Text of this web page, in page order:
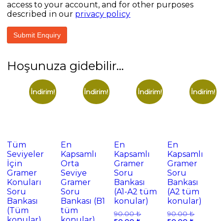
access to your account, and for other purposes
described in our privacy policy
Hoşunuza gidebilir…
İndirim!
Tüm
Seviyeler
İçin
Gramer
Konuları
Soru
Bankası
(Tüm
İndirim!
En
Kapsamlı
Orta
Seviye
Gramer
Soru
Bankası (B1
tüm
İndirim!
En
Kapsamlı
Gramer
Soru
Bankası
(A1-A2 tüm
konular)
90.00₺Orijinal
İndirim!
En
Kapsamlı
Gramer
Soru
Bankası
(A2 tüm
konular)
90.00₺Orijinal